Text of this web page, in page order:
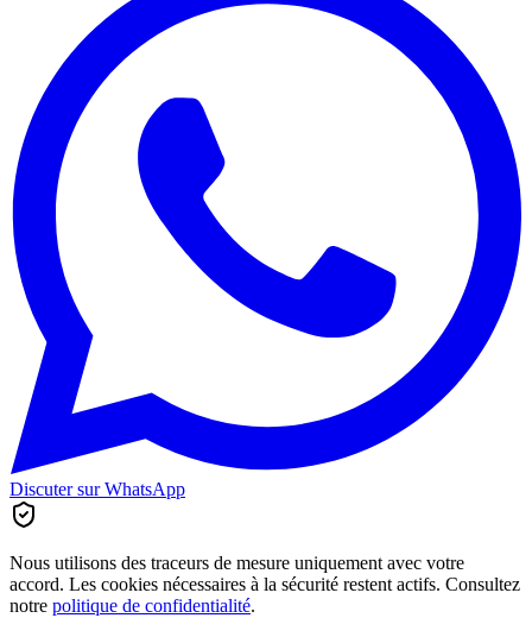
Discuter sur WhatsApp
Nous utilisons des traceurs de mesure uniquement avec votre
accord. Les cookies nécessaires à la sécurité restent actifs. Consultez
notre politique de confidentialité.